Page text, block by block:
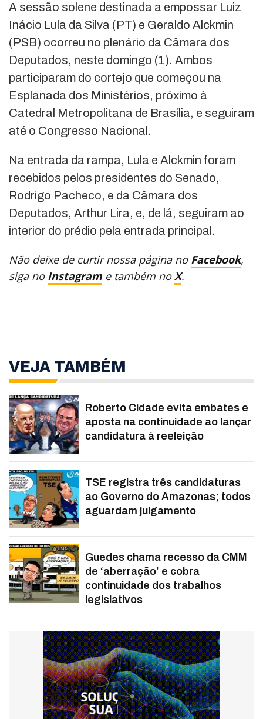
A sessão solene destinada a empossar Luiz
Inácio Lula da Silva (PT) e Geraldo Alckmin
(PSB) ocorreu no plenário da Câmara dos
Deputados, neste domingo (1). Ambos
participaram do cortejo que começou na
Esplanada dos Ministérios, próximo à
Catedral Metropolitana de Brasília, e seguiram
até o Congresso Nacional.
Na entrada da rampa, Lula e Alckmin foram
recebidos pelos presidentes do Senado,
Rodrigo Pacheco, e da Câmara dos
Deputados, Arthur Lira, e, de lá, seguiram ao
interior do prédio pela entrada principal.
Não deixe de curtir nossa página no Facebook,
siga no Instagram e também noX.
VEJA TAMBÉM
Roberto Cidade evita embates e
aposta na continuidade ao lançar
candidatura à reeleição
TSE registra três candidaturas
ao Governo do Amazonas; todos
aguardam julgamento
Guedes chama recesso da CMM
de ‘aberração’ e cobra
continuidade dos trabalhos
legislativos